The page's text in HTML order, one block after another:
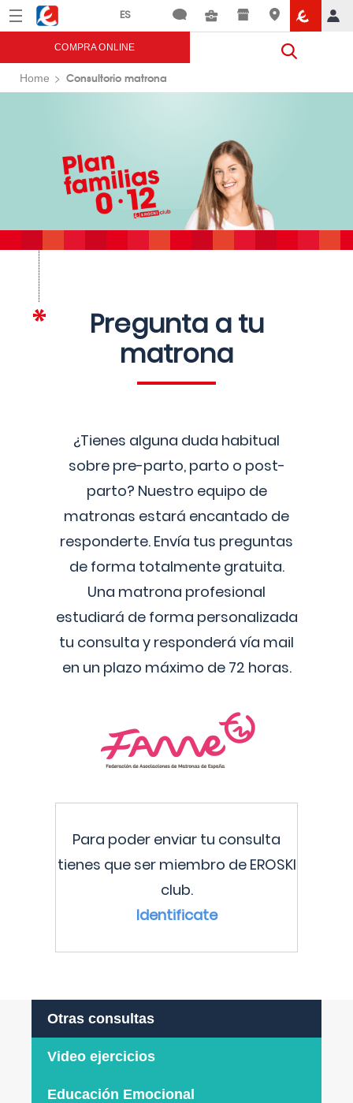
Menú Eroski
COMPRA ONLINE
Home Consultorio matrona
Pregunta a tu
matrona
¿Tienes alguna duda habitual
sobre pre-parto, parto o post-
parto? Nuestro equipo de
matronas estará encantado de
responderte. Envía tus preguntas
de forma totalmente gratuita.
Una matrona profesional
estudiará de forma personalizada
tu consulta y responderá vía mail
en un plazo máximo de 72 horas.
Para poder enviar tu consulta
tienes que ser miembro de EROSKI
club.
Identificate
Otras consultas
Video ejercicios
Educación Emocional